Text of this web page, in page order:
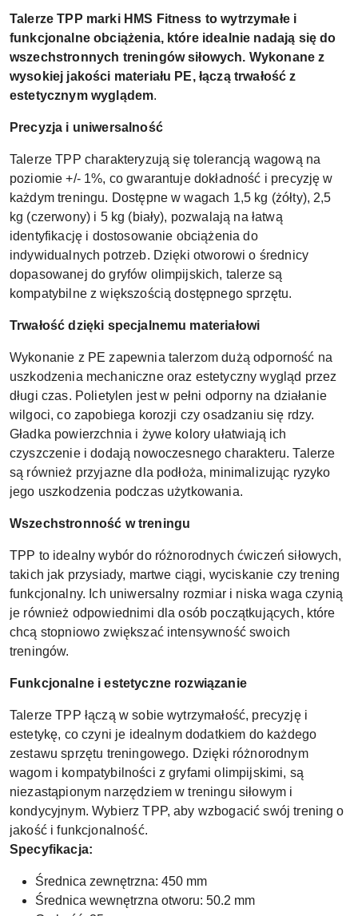
Talerze TPP marki HMS Fitness to wytrzymałe i
funkcjonalne obciążenia, które idealnie nadają się do
wszechstronnych treningów siłowych. Wykonane z
wysokiej jakości materiału PE, łączą trwałość z
estetycznym wyglądem.
Precyzja i uniwersalność
Talerze TPP charakteryzują się tolerancją wagową na
poziomie +/- 1%, co gwarantuje dokładność i precyzję w
każdym treningu. Dostępne w wagach 1,5 kg (żółty), 2,5
kg (czerwony) i 5 kg (biały), pozwalają na łatwą
identyfikację i dostosowanie obciążenia do
indywidualnych potrzeb. Dzięki otworowi o średnicy
dopasowanej do gryfów olimpijskich, talerze są
kompatybilne z większością dostępnego sprzętu.
Trwałość dzięki specjalnemu materiałowi
Wykonanie z PE zapewnia talerzom dużą odporność na
uszkodzenia mechaniczne oraz estetyczny wygląd przez
długi czas. Polietylen jest w pełni odporny na działanie
wilgoci, co zapobiega korozji czy osadzaniu się rdzy.
Gładka powierzchnia i żywe kolory ułatwiają ich
czyszczenie i dodają nowoczesnego charakteru. Talerze
są również przyjazne dla podłoża, minimalizując ryzyko
jego uszkodzenia podczas użytkowania.
Wszechstronność w treningu
TPP to idealny wybór do różnorodnych ćwiczeń siłowych,
takich jak przysiady, martwe ciągi, wyciskanie czy trening
funkcjonalny. Ich uniwersalny rozmiar i niska waga czynią
je również odpowiednimi dla osób początkujących, które
chcą stopniowo zwiększać intensywność swoich
treningów.
Funkcjonalne i estetyczne rozwiązanie
Talerze TPP łączą w sobie wytrzymałość, precyzję i
estetykę, co czyni je idealnym dodatkiem do każdego
zestawu sprzętu treningowego. Dzięki różnorodnym
wagom i kompatybilności z gryfami olimpijskimi, są
niezastąpionym narzędziem w treningu siłowym i
kondycyjnym. Wybierz TPP, aby wzbogacić swój trening o
jakość i funkcjonalność.
Specyfikacja:
Średnica zewnętrzna: 450 mm
Średnica wewnętrzna otworu: 50.2 mm